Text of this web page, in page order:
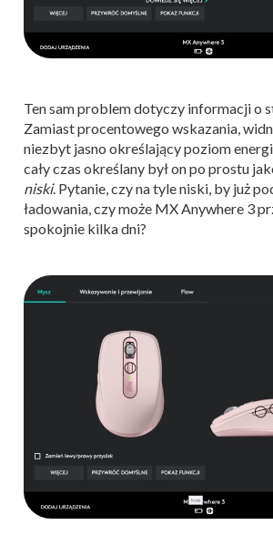
Ten sam problem dotyczy informacji o
Zamiast procentowego wskazania,
niezbyt jasno określający poziom
cały czas określany był on po prostu
niski. Pytanie, czy na tyle niski, by już
ładowania, czy może MX Anywhere 3
spokojnie kilka dni?